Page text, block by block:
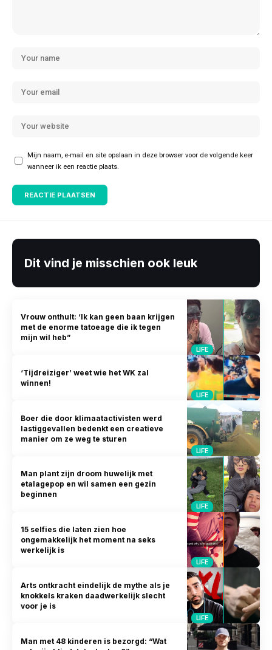
Mijn naam, e-mail en site opslaan in deze browser voor de volgende keer
wanneer ik een reactie plaats.
Dit vind je misschien ook leuk
LIFE
Vrouw onthult: ‘Ik kan geen baan krijgen
met de enorme tatoeage die ik tegen
mijn wil heb”
LIFE
‘Tijdreiziger’ weet wie het WK zal
winnen!
LIFE
Boer die door klimaatactivisten werd
lastiggevallen bedenkt een creatieve
manier om ze weg te sturen
LIFE
Man plant zijn droom huwelijk met
etalagepop en wil samen een gezin
beginnen
LIFE
15 selfies die laten zien hoe
ongemakkelijk het moment na seks
werkelijk is
LIFE
Arts ontkracht eindelijk de mythe als je
knokkels kraken daadwerkelijk slecht
voor je is
Man met 48 kinderen is bezorgd: “Wat